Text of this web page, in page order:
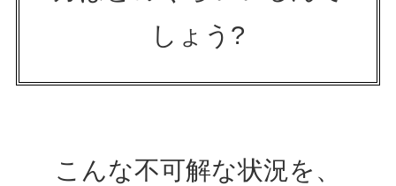
しょう?
こんな不可解な状況を、